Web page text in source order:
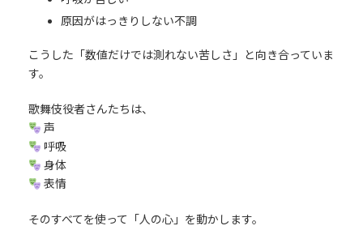
原因がはっきりしない不調
こうした「数値だけでは測れない苦しさ」と向き合っていま
す。
歌舞伎役者さんたちは、
声
呼吸
身体
表情
そのすべてを使って「人の心」を動かします。